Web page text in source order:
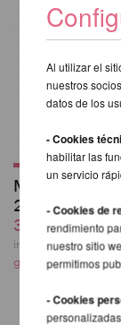
Mosquetón
25kN) - Set
35,29 EUR
incl. 20 % I.V.A. exkl.
gastos de envio
Al utilizar el
nuestros
datos de los
- Cookies
habilitar las
un servicio
- Cookies de
rendimiento
nuestro sitio
permitimos
- Cookies